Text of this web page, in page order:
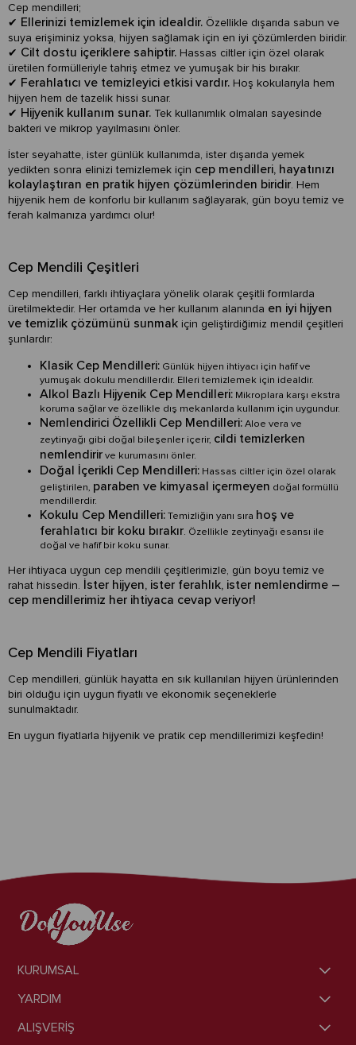
Cep mendilleri;
✔ Ellerinizi temizlemek için idealdir. Özellikle dışarıda sabun ve
suya erişiminiz yoksa, hijyen sağlamak için en iyi çözümlerden biridir.
✔ Cilt dostu içeriklere sahiptir. Hassas ciltler için özel olarak
üretilen formülleriyle tahriş etmez ve yumuşak bir his bırakır.
✔ Ferahlatıcı ve temizleyici etkisi vardır. Hoş kokularıyla hem
hijyen hem de tazelik hissi sunar.
✔ Hijyenik kullanım sunar. Tek kullanımlık olmaları sayesinde
bakteri ve mikrop yayılmasını önler.
İster seyahatte, ister günlük kullanımda, ister dışarıda yemek
yedikten sonra elinizi temizlemek için cep mendilleri, hayatınızı
kolaylaştıran en pratik hijyen çözümlerinden biridir. Hem
hijyenik hem de konforlu bir kullanım sağlayarak, gün boyu temiz ve
ferah kalmanıza yardımcı olur!
Cep Mendili Çeşitleri
Cep mendilleri, farklı ihtiyaçlara yönelik olarak çeşitli formlarda
üretilmektedir. Her ortamda ve her kullanım alanında en iyi hijyen
ve temizlik çözümünü sunmak için geliştirdiğimiz mendil çeşitleri
şunlardır:
Klasik Cep Mendilleri: Günlük hijyen ihtiyacı için hafif ve
yumuşak dokulu mendillerdir. Elleri temizlemek için idealdir.
Alkol Bazlı Hijyenik Cep Mendilleri: Mikroplara karşı ekstra
koruma sağlar ve özellikle dış mekanlarda kullanım için uygundur.
Nemlendirici Özellikli Cep Mendilleri:Aloe vera ve
zeytinyağı gibi doğal bileşenler içerir, cildi temizlerken
nemlendirirve kurumasını önler.
Doğal İçerikli Cep Mendilleri: Hassas ciltler için özel olarak
geliştirilen, paraben ve kimyasal içermeyen doğal formüllü
mendillerdir.
Kokulu Cep Mendilleri:Temizliğin yanı sıra hoş ve
ferahlatıcı bir koku bırakır. Özellikle zeytinyağı esansı ile
doğal ve hafif bir koku sunar.
Her ihtiyaca uygun cep mendili çeşitlerimizle, gün boyu temiz ve
rahat hissedin. İster hijyen, ister ferahlık, ister nemlendirme –
cep mendillerimiz her ihtiyaca cevap veriyor!
Cep Mendili Fiyatları
Cep mendilleri, günlük hayatta en sık kullanılan hijyen ürünlerinden
biri olduğu için uygun fiyatlı ve ekonomik seçeneklerle
sunulmaktadır.
En uygun fiyatlarla hijyenik ve pratik cep mendillerimizi keşfedin!
KURUMSAL
YARDIM
ALIŞVERİŞ